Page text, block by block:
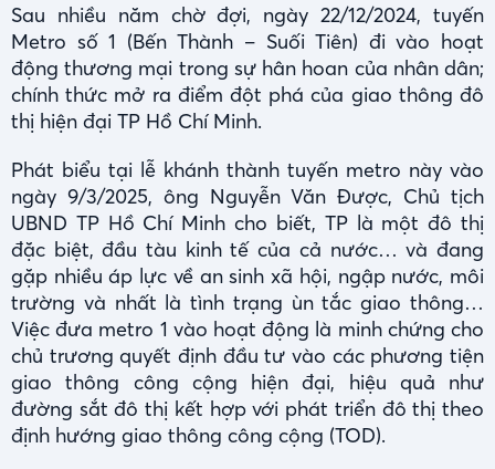
Sau nhiều năm chờ đợi, ngày 22/12/2024, tuyến
Metro số 1 (Bến Thành – Suối Tiên) đi vào hoạt
động thương mại trong sự hân hoan của nhân dân;
chính thức mở ra điểm đột phá của giao thông đô
thị hiện đại TP Hồ Chí Minh.
Phát biểu tại lễ khánh thành tuyến metro này vào
ngày 9/3/2025, ông Nguyễn Văn Được, Chủ tịch
UBND TP Hồ Chí Minh cho biết, TP là một đô thị
đặc biệt, đầu tàu kinh tế của cả nước… và đang
gặp nhiều áp lực về an sinh xã hội, ngập nước, môi
trường và nhất là tình trạng ùn tắc giao thông…
Việc đưa metro 1 vào hoạt động là minh chứng cho
chủ trương quyết định đầu tư vào các phương tiện
giao thông công cộng hiện đại, hiệu quả như
đường sắt đô thị kết hợp với phát triển đô thị theo
định hướng giao thông công cộng (TOD).